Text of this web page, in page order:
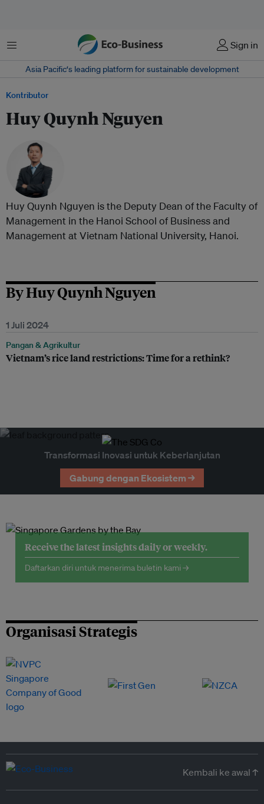
Menu Sign in
Asia Pacific‘s leading platform for sustainable development
Kontributor
Huy Quynh Nguyen
Huy Quynh Nguyen is the Deputy Dean of the Faculty of
Management in the Hanoi School of Business and
Management at Vietnam National University, Hanoi.
By Huy Quynh Nguyen
1 Juli 2024
Pangan & Agrikultur
Vietnam’s rice land restrictions: Time for a rethink?
Transformasi Inovasi untuk Keberlanjutan
Gabung dengan Ekosistem →
Receive the latest insights daily or weekly.
Daftarkan diri untuk menerima buletin kami →
Organisasi Strategis
Kembali ke awal ↑